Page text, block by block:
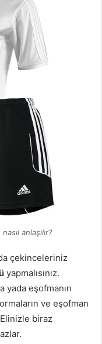
anlaşılır?
çekinceleriniz
yapmalısınız.
yada eşofmanın
ve eşofman
Elinizle biraz